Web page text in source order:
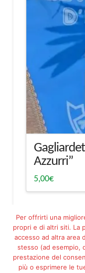
Azzurri”
5,00€
Per offrirti una
propri e di altri siti. La
accesso ad altra area
stesso (ad esempio,
prestazione del
più o esprimere le